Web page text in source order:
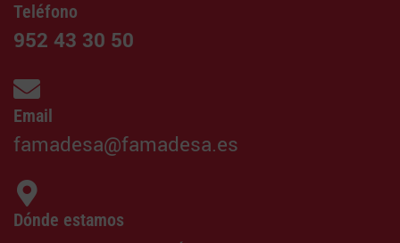
Teléfono
952 43 30 50
Email
famadesa@famadesa.es
Dónde estamos